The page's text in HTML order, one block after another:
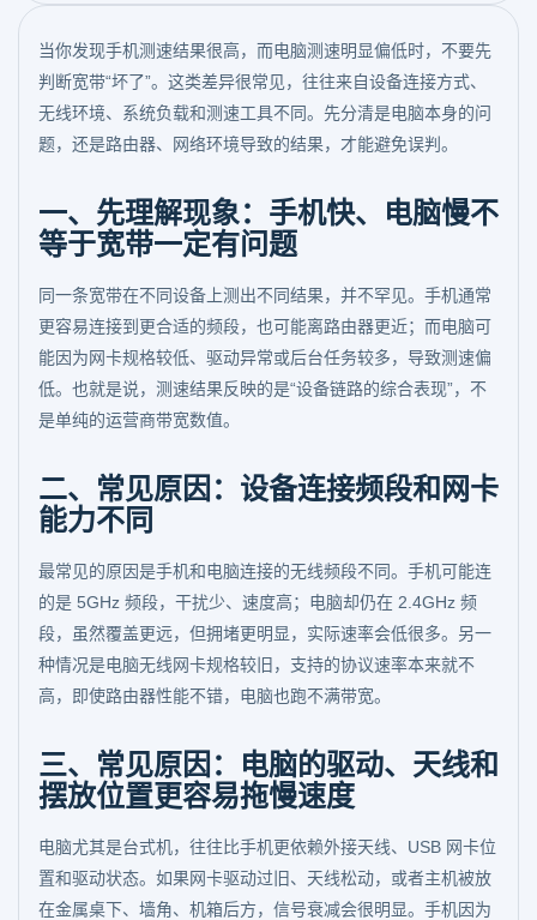
当你发现手机测速结果很高，而电脑测速明显偏低时，不要先
判断宽带“坏了”。这类差异很常见，往往来自设备连接方式、
无线环境、系统负载和测速工具不同。先分清是电脑本身的问
题，还是路由器、网络环境导致的结果，才能避免误判。
一、先理解现象：手机快、电脑慢不
等于宽带一定有问题
同一条宽带在不同设备上测出不同结果，并不罕见。手机通常
更容易连接到更合适的频段，也可能离路由器更近；而电脑可
能因为网卡规格较低、驱动异常或后台任务较多，导致测速偏
低。也就是说，测速结果反映的是“设备链路的综合表现”，不
是单纯的运营商带宽数值。
二、常见原因：设备连接频段和网卡
能力不同
最常见的原因是手机和电脑连接的无线频段不同。手机可能连
的是 5GHz 频段，干扰少、速度高；电脑却仍在 2.4GHz 频
段，虽然覆盖更远，但拥堵更明显，实际速率会低很多。另一
种情况是电脑无线网卡规格较旧，支持的协议速率本来就不
高，即使路由器性能不错，电脑也跑不满带宽。
三、常见原因：电脑的驱动、天线和
摆放位置更容易拖慢速度
电脑尤其是台式机，往往比手机更依赖外接天线、USB 网卡位
置和驱动状态。如果网卡驱动过旧、天线松动，或者主机被放
在金属桌下、墙角、机箱后方，信号衰减会很明显。手机因为